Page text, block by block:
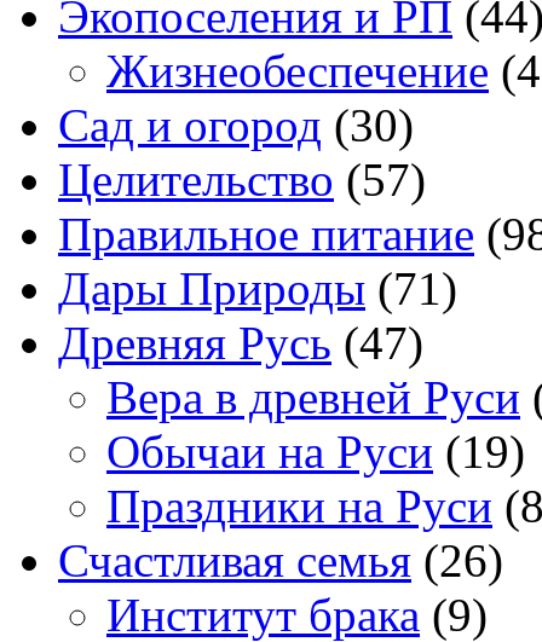
Экопоселения и РП
Жизнеобеспечение
Сад и огород (30)
Целительство (57)
Правильное питание
Дары Природы (71)
Древняя Русь (47)
Вера в древней Руси
Обычаи на Руси (19)
Праздники на Руси
Счастливая семья (26)
Институт брака (9)